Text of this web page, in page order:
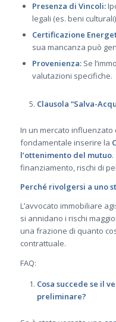
Presenza di Vincoli:
legali (es. beni
Certificazione
sua mancanza può
Provenienza:Se
valutazioni specifiche.
Clausola “Salva-
In un mercato influenzato
fondamentale inserire la
l’ottenimento del mutuo.
finanziamento, rischi di
Perché rivolgersi a uno
L’avvocato immobiliare
si annidano i rischi
una frazione di quanto
contrattuale.
FAQ:
Cosa succede se il
preliminare?